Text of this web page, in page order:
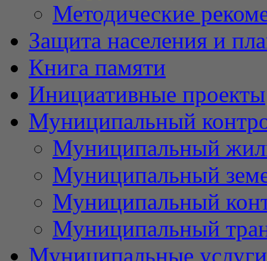
Методические
Защита населения и
Книга памяти
Инициативные проекты
Муниципальный
Муниципальный
Муниципальный
Муниципальный
Муниципальный
Муниципальные